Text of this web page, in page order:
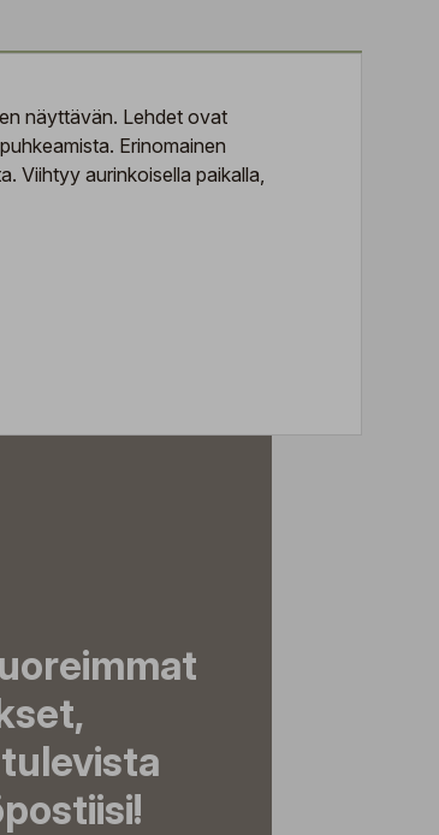
näyttävän. Lehdet ovat
Erinomainen
Viihtyy aurinkoisella paikalla,